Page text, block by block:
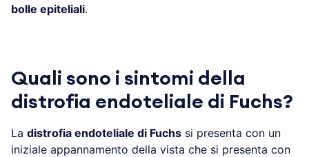
bolle epiteliali.
Quali sono i sintomi della
distrofia endoteliale di Fuchs?
La distrofia endoteliale di Fuchs si presenta con un
iniziale appannamento della vista che si presenta con